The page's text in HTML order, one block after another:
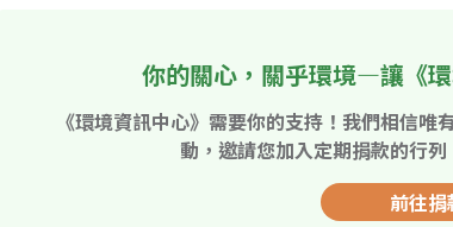
你的關心，關乎環境—讓《
《環境資訊中心》需要你的支持！我們相信
動，邀請您加入定期捐款的行
前往捐